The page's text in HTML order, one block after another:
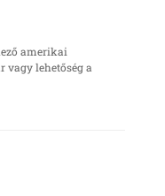
amerikai
vagy lehetőség a